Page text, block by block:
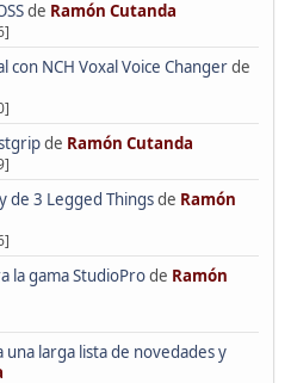
de Ramón Cutanda
NCH Voxal Voice Changerde
de Ramón Cutanda
de 3 Legged Thingsde Ramón
la gama StudioProde Ramón
larga lista de novedades y